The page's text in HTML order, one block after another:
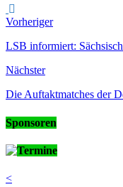
Vorheriger
LSB informiert:
Nächster
Die Auftaktmatches der
Sponsoren
Termine
<